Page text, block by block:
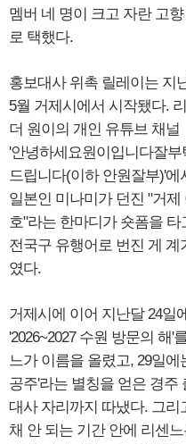
멤버 네 명이 크고 자란 고
로 택했다.
홍보대사 위촉 릴레이는 지
5월 거제시에서 시작됐다. 리
더 원이의 개인 유튜브 채널
'안녕하세요원이입니다잘부
드립니다(이하 안원잘부)'에
일본인 미나미가 던진 "거제
호"라는 한마디가 숏폼을 타
전국구 유행어로 번진 게 계
였다.
거제시에 이어 지난달 24일
'2026~2027 수원 방문의 해'
느가 이름을 올렸고, 29일
공주'라는 별칭을 얻은 경주
대사 자리까지 따냈다. 그리
채 안 되는 기간 안에 리센